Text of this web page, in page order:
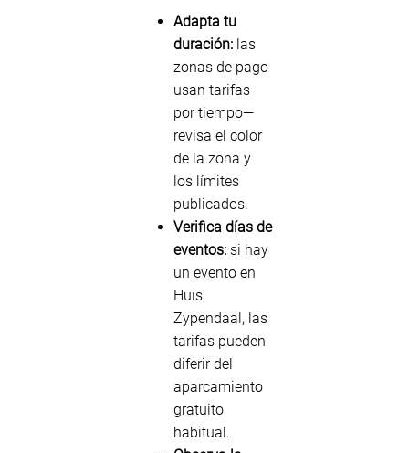
Adapta tu
duración: las
zonas de pago
usan tarifas
por tiempo—
revisa el color
de la zona y
los límites
publicados.
Verifica días de
eventos: si hay
un evento en
Huis
Zypendaal, las
tarifas pueden
diferir del
aparcamiento
gratuito
habitual.